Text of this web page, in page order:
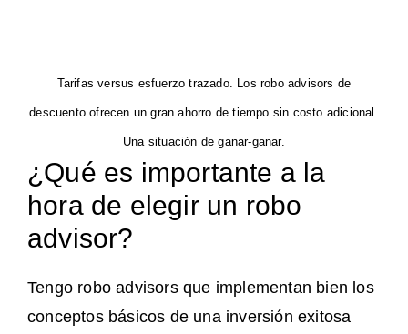
Tarifas versus esfuerzo trazado. Los robo advisors de
descuento ofrecen un gran ahorro de tiempo sin costo adicional.
Una situación de ganar-ganar.
¿Qué es importante a la
hora de elegir un robo
advisor?
Tengo robo advisors que implementan bien los
conceptos básicos de una inversión exitosa